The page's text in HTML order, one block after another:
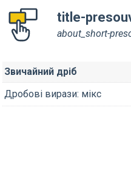
title-
about_short-
Звичайний дріб
Дробові вирази: мікс